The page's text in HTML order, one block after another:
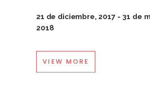
21 de diciembre, 2017 - 31 de
2018
VIEW MORE